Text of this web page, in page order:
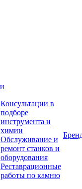
Консультации в
подборе
инструмента и
химии
Обслуживание и
ремонт станков и
оборудования
Реставрационные
работы по камню